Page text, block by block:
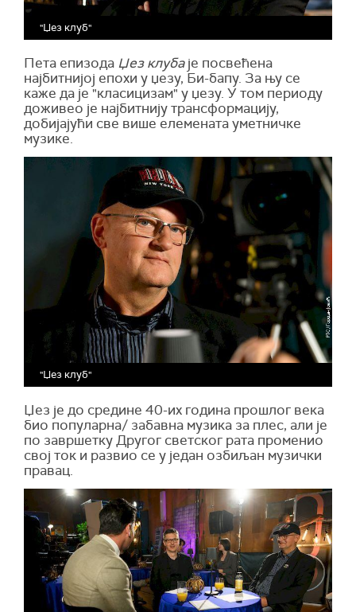
"Џез клуб"
Пета епизода Џез клубаје посвећена
најбитнијој епохи у џезу, Би-бапу. За њу се
каже да је "класицизам" у џезу. У том периоду
доживео је најбитнију трансформацију,
добијајући све више елемената уметничке
музике.
"Џез клуб"
Џез је до средине 40-их година прошлог века
био популарна/ забавна музика за плес, али је
по завршетку Другог светског рата променио
свој ток и развио се у један озбиљан музички
правац.